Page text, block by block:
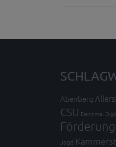
Abenberg
CSU Denkmal
Förderung
Jagd